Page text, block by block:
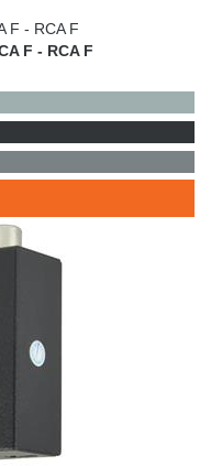
F - RCA F
F - RCA F